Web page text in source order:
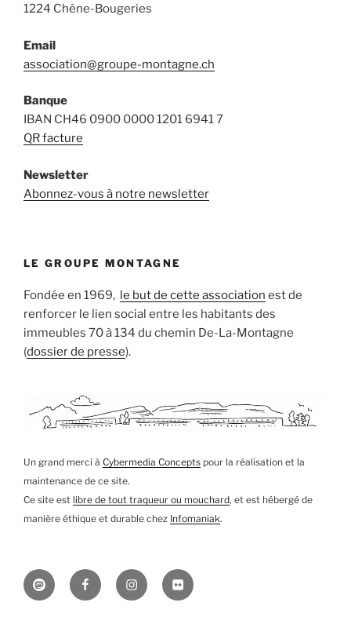
1224 Chêne-Bougeries
Email
association@groupe-montagne.ch
Banque
IBAN CH46 0900 0000 1201 6941 7
QR facture
Newsletter
Abonnez-vous à notre newsletter
LE GROUPE MONTAGNE
Fondée en 1969, le but de cette association est de
renforcer le lien social entre les habitants des
immeubles 70 à 134 du chemin De-La-Montagne
(dossier de presse).
Un grand merci à Cybermedia Concepts pour la réalisation et la
maintenance de ce site.
Ce site est libre de tout traqueur ou mouchard, et est hébergé de
manière éthique et durable chez Infomaniak.
MastodonFacebookInstagramFlickr